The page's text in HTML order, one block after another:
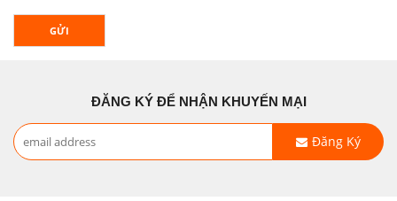
GỬI
ĐĂNG KÝ ĐỂ NHẬN KHUYẾN MẠI
Đăng Ký